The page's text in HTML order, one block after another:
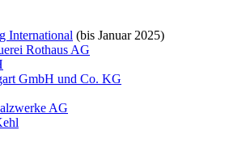
International (bis Januar 2025)
Rothaus AG
GmbH und Co. KG
AG